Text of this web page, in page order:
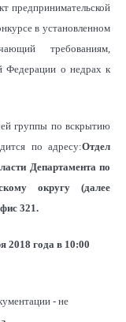
предпринимательской
в установленном
требованиям,
Федерации о недрах к
группы по вскрытию
по адресу:Отдел
Департамента по
округу (далее
321.
2018 года в 10:00
- не